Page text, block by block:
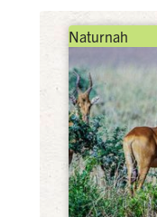
Naturnah